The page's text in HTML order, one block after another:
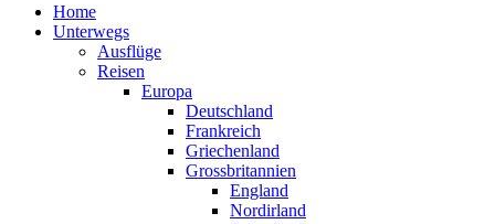
Home
Unterwegs
Ausflüge
Reisen
Europa
Deutschland
Frankreich
Griechenland
Grossbritannien
England
Nordirland